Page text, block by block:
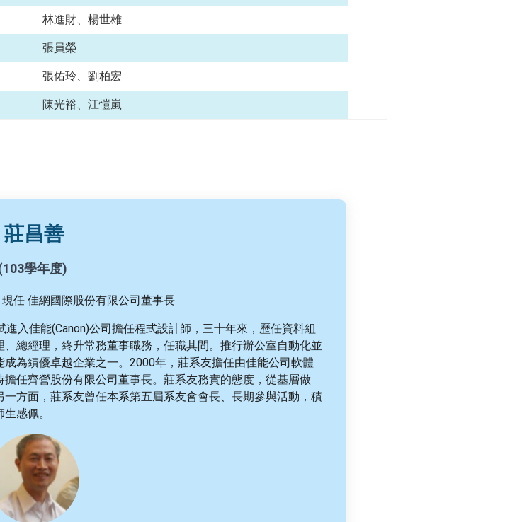
林進財、楊世雄
張員榮
張佑玲、劉柏宏
陳光裕、江愷嵐
莊昌善
學年度)
任 佳網國際股份有限公司董事長
入佳能(Canon)公司擔任程式設計師，三十年來，歷任資料組
總經理，終升常務董事職務，任職其間。推行辦公室自動化並
為績優卓越企業之一。2000年，莊系友擔任由佳能公司軟體
任齊營股份有限公司董事長。莊系友務實的態度，從基層做
方面，莊系友曾任本系第五屆系友會會長、長期參與活動，積
感佩。